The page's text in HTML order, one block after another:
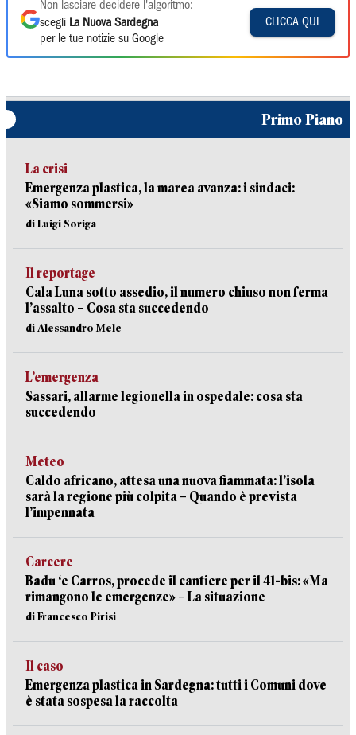
Non lasciare decidere l'algoritmo:
scegli La Nuova Sardegna
per le tue notizie su Google
CLICCA QUI
Primo Piano
La crisi
Emergenza plastica, la marea avanza: i sindaci:
«Siamo sommersi»
di Luigi Soriga
Il reportage
Cala Luna sotto assedio, il numero chiuso non ferma
l’assalto – Cosa sta succedendo
di Alessandro Mele
L’emergenza
Sassari, allarme legionella in ospedale: cosa sta
succedendo
Meteo
Caldo africano, attesa una nuova fiammata: l’isola
sarà la regione più colpita – Quando è prevista
l’impennata
Carcere
Badu ‘e Carros, procede il cantiere per il 41-bis: «Ma
rimangono le emergenze» – La situazione
di Francesco Pirisi
Il caso
Emergenza plastica in Sardegna: tutti i Comuni dove
è stata sospesa la raccolta